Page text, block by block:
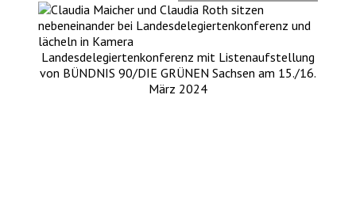
Landesdelegiertenkonferenz mit Listenaufstellung
von BÜNDNIS 90/DIE GRÜNEN Sachsen am 15./16.
März 2024